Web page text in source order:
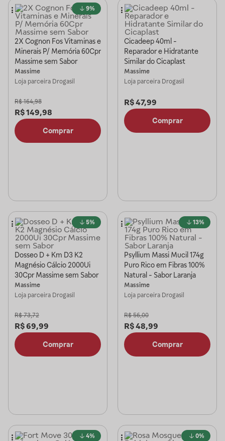
9%
2X Cognon Fos Vitaminas e
Minerais P/ Memória 60Cpr
Massime sem Sabor
Massime
Loja parceira Drogasil
R$ 164,98
R$149,98
Comprar
Cicadeep 40ml -
Reparador e Hidratante
Similar do Cicaplast
Massime
Loja parceira Drogasil
R$47,99
Comprar
5%
Dosseo D + Km D3 K2
Magnésio Cálcio 2000Ui
30Cpr Massime sem Sabor
Massime
Loja parceira Drogasil
R$ 73,72
R$69,99
Comprar
13%
Psyllium Massi Mucil 174g
Puro Rico em Fibras 100%
Natural - Sabor Laranja
Massime
Loja parceira Drogasil
R$ 56,00
R$48,99
Comprar
4% 0%